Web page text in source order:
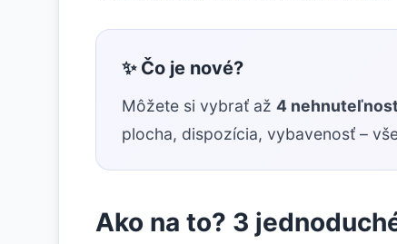
✨ Čo je nové?
Môžete si vybrať až 4
plocha, dispozícia, vybavenosť –
Ako na to? 3